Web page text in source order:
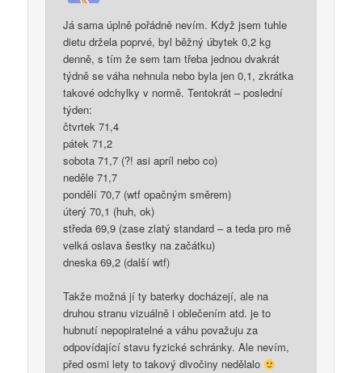
Já sama úplně pořádně nevím. Když jsem tuhle
dietu držela poprvé, byl běžný úbytek 0,2 kg
denně, s tím že sem tam třeba jednou dvakrát
týdně se váha nehnula nebo byla jen 0,1, zkrátka
takové odchylky v normě. Tentokrát – poslední
týden:
čtvrtek 71,4
pátek 71,2
sobota 71,7 (?! asi apríl nebo co)
neděle 71,7
pondělí 70,7 (wtf opačným směrem)
úterý 70,1 (huh, ok)
středa 69,9 (zase zlatý standard – a teda pro mě
velká oslava šestky na začátku)
dneska 69,2 (další wtf)
Takže možná jí ty baterky docházejí, ale na
druhou stranu vizuálně i oblečením atd. je to
hubnutí nepopiratelné a váhu považuju za
odpovídající stavu fyzické schránky. Ale nevím,
před osmi lety to takový divočiny nedělalo